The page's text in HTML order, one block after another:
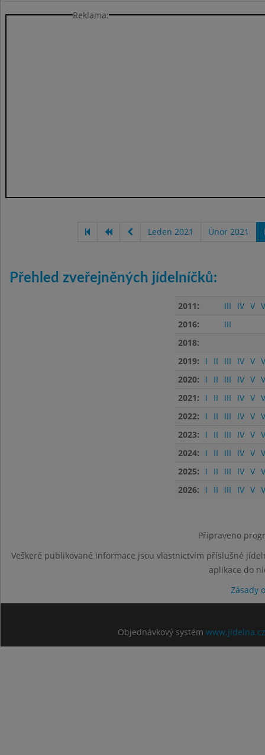
Reklama:
Leden 2021 Únor 2021
Přehled zveřejněných jídelníčků:
2011: III IV V
2016:
III
2018:
2019:
I II III IV V
2020:
I II III IV V
2021:
I II III IV V
2022:
I II III IV V
2023:
I II III IV V
2024:
I II III IV V
2025:
I II III IV V
2026:
I II III IV V
Připraveno
Veškeré publikované informace jsou vlastnictvím příslušné
aplikace do
Zásady
Objednávkový systém www.jidelna.cz